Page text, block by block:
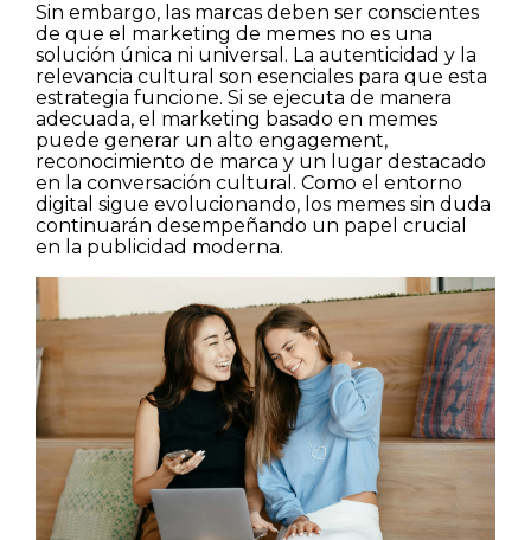
Sin embargo, las marcas deben ser conscientes
de que el marketing de memes no es una
solución única ni universal. La autenticidad y la
relevancia cultural son esenciales para que esta
estrategia funcione. Si se ejecuta de manera
adecuada, el marketing basado en memes
puede generar un alto engagement,
reconocimiento de marca y un lugar destacado
en la conversación cultural. Como el entorno
digital sigue evolucionando, los memes sin duda
continuarán desempeñando un papel crucial
en la publicidad moderna.